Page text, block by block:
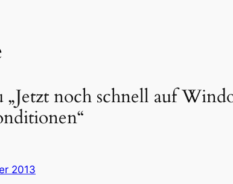
noch schnell auf
2013